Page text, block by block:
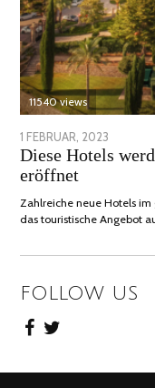
11540 views
POSTED
ON
1 FEBRUAR, 2023
Diese Hotels
eröffnet
Zahlreiche neue Hotels
das touristische Angebot
FOLLOW US